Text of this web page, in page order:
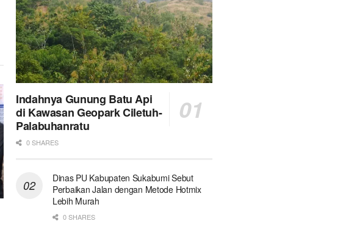
Indahnya Gunung Batu Api
di Kawasan Geopark Ciletuh-
Palabuhanratu
0 SHARES
Dinas PU Kabupaten Sukabumi Sebut
Perbaikan Jalan dengan Metode Hotmix
Lebih Murah
0 SHARES